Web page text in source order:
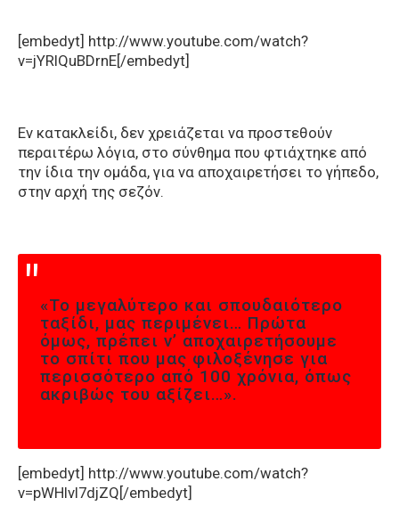
[embedyt] http://www.youtube.com/watch?
v=jYRlQuBDrnE[/embedyt]
Εν κατακλείδι, δεν χρειάζεται να προστεθούν
περαιτέρω λόγια, στο σύνθημα που φτιάχτηκε από
την ίδια την ομάδα, για να αποχαιρετήσει το γήπεδο,
στην αρχή της σεζόν.
«Το μεγαλύτερο και σπουδαιότερο
ταξίδι, μας περιμένει… Πρώτα
όμως, πρέπει ν’ αποχαιρετήσουμε
το σπίτι που μας φιλοξένησε για
περισσότερο από 100 χρόνια, όπως
ακριβώς του αξίζει…».
[embedyt] http://www.youtube.com/watch?
v=pWHIvI7djZQ[/embedyt]